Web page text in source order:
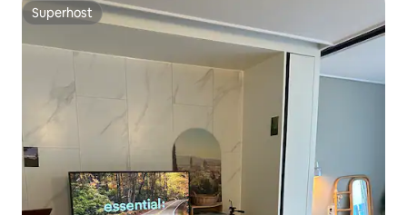
Superhost
Superhost